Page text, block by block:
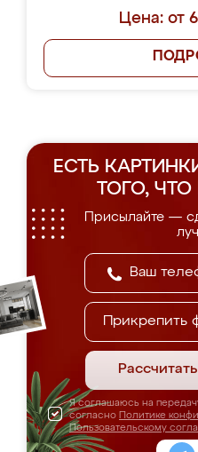
Цена: от
ЕСТЬ
ТОГО,
Присылайте —
Прикрепить
Я соглашаюсь на
согласно Политике
Пользовательскому